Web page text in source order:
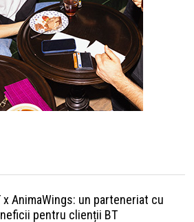
x AnimaWings: un parteneriat cu
pentru clienții BT